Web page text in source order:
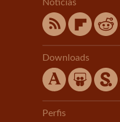
Notícias
Downloads
Perfis